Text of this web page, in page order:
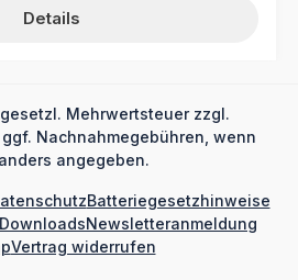
werden, was eine flexible
ermöglicht, außerdem
Bestellen Sie jetzt und
mit minimalem Aufwand!
- Farbe rot - Breite 30 mm - 1
Print 2.0 Für
bieten wir einen
Vorgaben an!
Details
Mehrwertsteuer zzgl.
Nachnahmegebühren, wenn
angegeben.
Batteriegesetzhinweise
DownloadsNewsletteranmeldung
Vertrag widerrufen